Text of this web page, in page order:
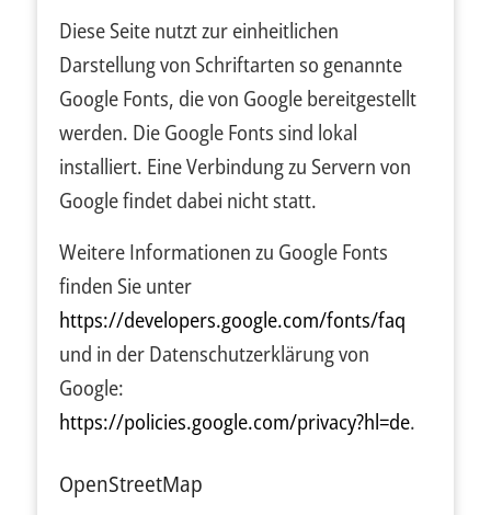
Diese Seite nutzt zur einheitlichen
Darstellung von Schriftarten so genannte
Google Fonts, die von Google bereitgestellt
werden. Die Google Fonts sind lokal
installiert. Eine Verbindung zu Servern von
Google findet dabei nicht statt.
Weitere Informationen zu Google Fonts
finden Sie unter
https://developers.google.com/fonts/faq
und in der Datenschutzerklärung von
Google:
https://policies.google.com/privacy?hl=de.
OpenStreetMap